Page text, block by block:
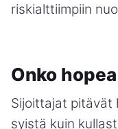
riskialttiimpiin
Onko
Sijoittajat pitävät
syistä kuin